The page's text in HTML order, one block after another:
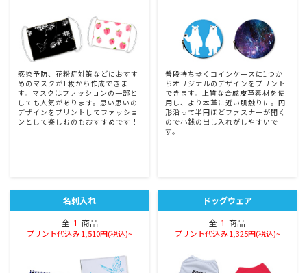
感染予防、花粉症対策などにおすす
めのマスクが1枚から作成できま
す。マスクはファッションの一部と
しても人気があります。思い思いの
デザインをプリントしてファッショ
ンとして楽しむのもおすすめです！
普段持ち歩くコインケースに1つか
らオリジナルのデザインをプリント
できます。上質な合成皮革素材を使
用し、より本革に近い肌触りに。円
形沿って半円ほどファスナーが開く
ので小銭の出し入れがしやすいで
す。
名刺入れ
全 1 商品
プリント代込み 1,510円(税込)~
ドッグウェア
全 1 商品
プリント代込み 1,325円(税込)~